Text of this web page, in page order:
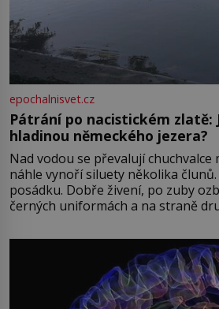
epochalnisvet.cz
Pátrání po nacistickém zlatě:
hladinou německého jezera?
Nad vodou se převalují chuchvalce
náhle vynoří siluety několika
posádku. Dobře živení, po zuby
černých uniformách a na straně
přízračná scéna znamená? Je jaro
světová válka se chýlí ke konci.